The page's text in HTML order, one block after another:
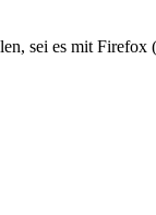
sei es mit